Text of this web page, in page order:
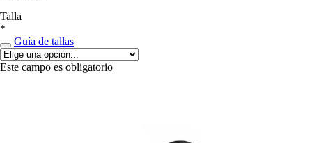
Talla
*
Guía de tallas
Este campo es obligatorio